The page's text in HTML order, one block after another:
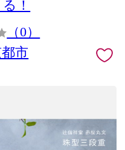
！
（0）
市